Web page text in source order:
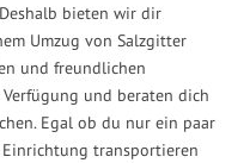
bieten wir dir
Umzug von Salzgitter
und freundlichen
und beraten dich
Egal ob du nur ein paar
transportieren